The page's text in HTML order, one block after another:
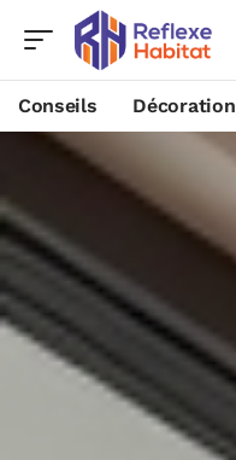
Conseils Décoration